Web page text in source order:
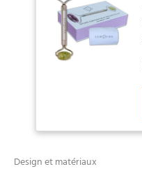
Design et matériaux